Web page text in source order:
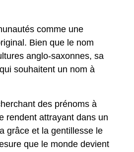
comme une
Bien que le nom
anglo-saxonnes, sa
souhaitent un nom à
des prénoms à
rendent attrayant dans un
grâce et la gentillesse le
que le monde devient